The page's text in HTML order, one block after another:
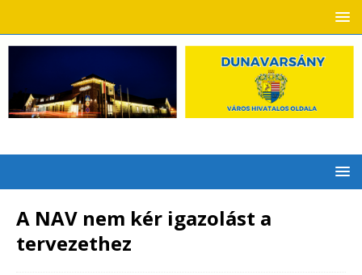
A NAV nem kér igazolást a
tervezethez